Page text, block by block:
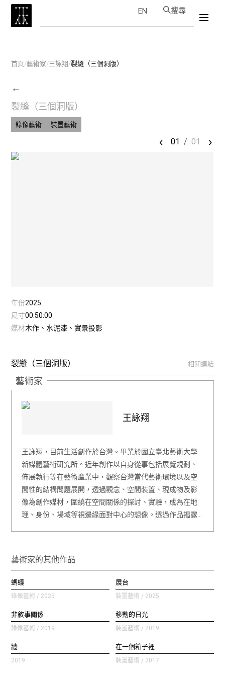
EN 搜尋
首頁/藝術家/王詠翔/裂縫（三個洞版）
←
裂縫（三個洞版）
錄像藝術 裝置藝術
‹ 01 / 01 ›
年份2025
尺寸00:50:00
媒材木作、水泥漆、實景投影
裂縫（三個洞版） 相關連結
藝術家
王詠翔
王詠翔，目前生活創作於台灣。畢業於國立臺北藝術大學
新媒體藝術研究所。近年創作以自身從事包括展覽規劃、
佈展執行等在藝術產業中，觀察台灣當代藝術環境以及空
間性的結構問題展開，透過觀念、空間裝置、現成物及影
像為創作媒材，圍繞在空間關係的探討、實驗，成為在地
理、身份、場域等視邊緣面對中心的想像。透過作品揭露…
藝術家的其他作品
螞蟻
錄像藝術 / 2025
展台
裝置藝術 / 2025
非敘事關係
錄像藝術 / 2019
移動的日光
裝置藝術 / 2019
牆
2019
在一個箱子裡
裝置藝術 / 2017